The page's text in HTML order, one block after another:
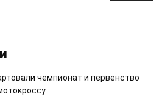
чемпионат и первенство